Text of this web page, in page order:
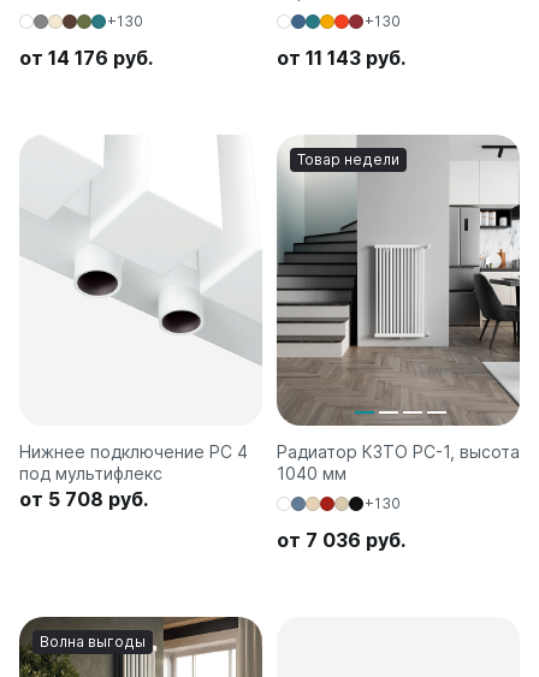
+130
от 14 176 руб.
+130
от 11 143 руб.
Нижнее подключение РС 4
под мультифлекс
от 5 708 руб.
Товар недели
Радиатор КЗТО РС-1, высота
1040 мм
+130
от 7 036 руб.
Волна выгоды